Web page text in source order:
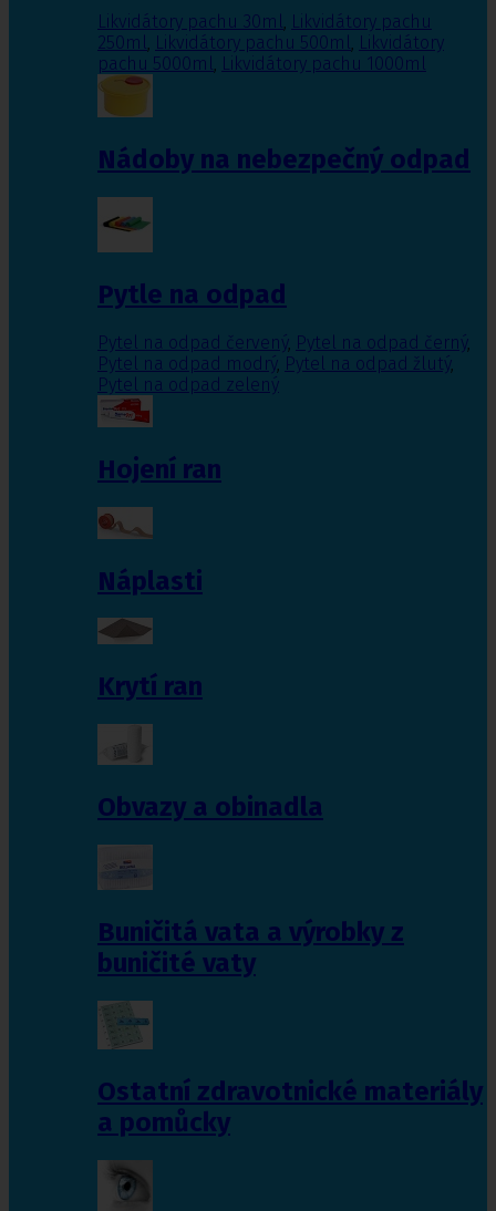
Likvidátory pachu 30ml, Likvidátory pachu
250ml, Likvidátory pachu 500ml, Likvidátory
pachu 5000ml, Likvidátory pachu 1000ml
Nádoby na nebezpečný odpad
Pytle na odpad
Pytel na odpad červený, Pytel na odpad černý,
Pytel na odpad modrý, Pytel na odpad žlutý,
Pytel na odpad zelený
Hojení ran
Náplasti
Krytí ran
Obvazy a obinadla
Buničitá vata a výrobky z
buničité vaty
Ostatní zdravotnické materiály
a pomůcky